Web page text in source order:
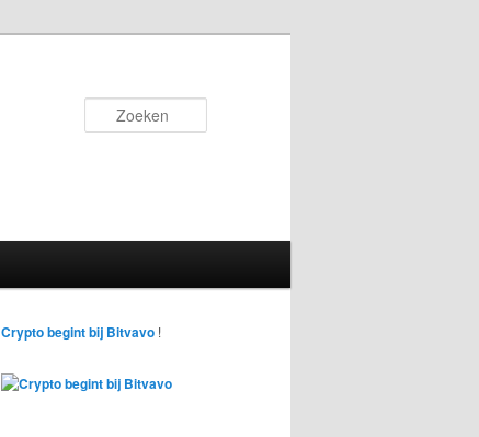
Crypto begint bij Bitvavo !